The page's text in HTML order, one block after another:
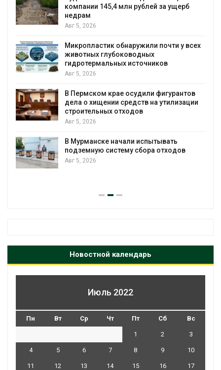
компании 145,4 млн рублей за ущерб
недрам
Авг 5, 2026
Микропластик обнаружили почти у всех
животных глубоководных
гидротермальных источников
Авг 5, 2026
В Пермском крае осудили фигурантов
дела о хищении средств на утилизации
строительных отходов
Авг 5, 2026
В Мурманске начали испытывать
подземную систему сбора отходов
Авг 5, 2026
Новостной календарь
Июль 2022
Пн Вт Ср Чт Пт Сб Вс
1 2 3
4 5 6 7 8 9 10
11 12 13 14 15 16 17